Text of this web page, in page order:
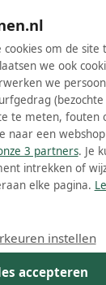
Wis
assortiment
kleuren en
op
jouw favoriete
1 Prijs
om de site
we ook
we
te meten, fouten
naar een
3 partners. Je
intrekken of
elke pagina.
accepteren
instellen